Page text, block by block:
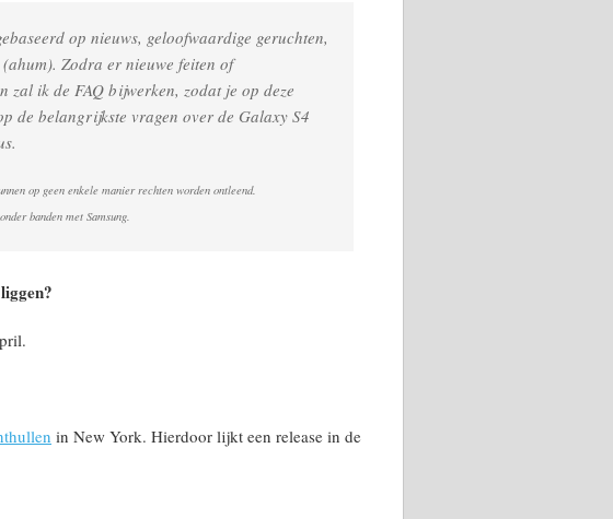
op nieuws, geloofwaardige geruchten,
Zodra er nieuwe feiten of
zal ik de FAQ bijwerken, zodat je op deze
de belangrijkste vragen over de Galaxy S4
op geen enkele manier rechten worden ontleend.
banden met Samsung.
in New York. Hierdoor lijkt een release in de